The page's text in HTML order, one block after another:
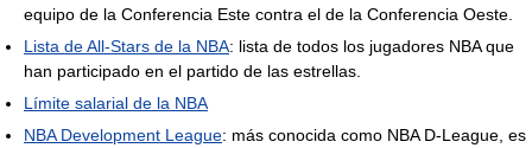
equipo de la Conferencia Este contra el de la Conferencia Oeste.
Lista de All-Stars de la NBA: lista de todos los jugadores NBA que
han participado en el partido de las estrellas.
Límite salarial de la NBA
NBA Development League: más conocida como NBA D-League, es